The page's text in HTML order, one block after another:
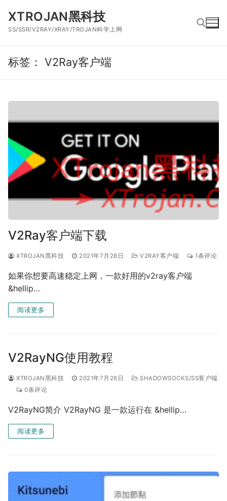
XTROJAN黑科技
SS/SSR/V2RAY/XRAY/TROJAN科学上网
标签： V2Ray客户端
V2Ray客户端下载
XTROJAN黑科技 2021年7月28日 V2RAY客户端 1条评论
如果你想要高速稳定上网，一款好用的v2ray客户端
&hellip…
阅读更多
V2RayNG使用教程
XTROJAN黑科技 2021年7月26日
SHADOWSOCKS/SS客户端
0条评论
V2RayNG简介 V2RayNG 是一款运行在 &hellip…
阅读更多